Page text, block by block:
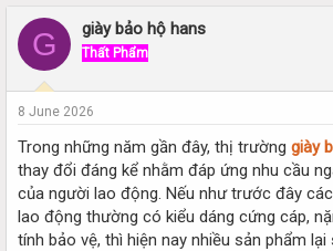
e
d
a
r
t
e
r
r
t
G giày bảo hộ hans
Thất Phẩm
8 June 2026
Trong những năm gần đây, thị trường giày
thay đổi đáng kể nhằm đáp ứng nhu cầu
của người lao động. Nếu như trước đây
lao động thường có kiểu dáng cứng cáp,
tính bảo vệ, thì hiện nay nhiều sản phẩm